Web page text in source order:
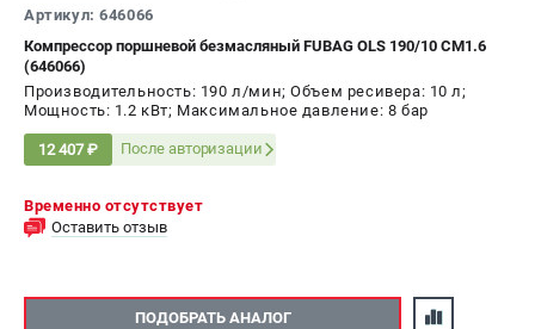
Артикул: 646066
Компрессор поршневой безмасляный FUBAG OLS 190/10 CM1.6
(646066)
Производительность: 190 л/мин; Объем ресивера: 10 л;
Мощность: 1.2 кВт; Максимальное давление: 8 бар
12 407 ₽ После авторизации
Временно отсутствует
Оставить отзыв
ПОДОБРАТЬ АНАЛОГ